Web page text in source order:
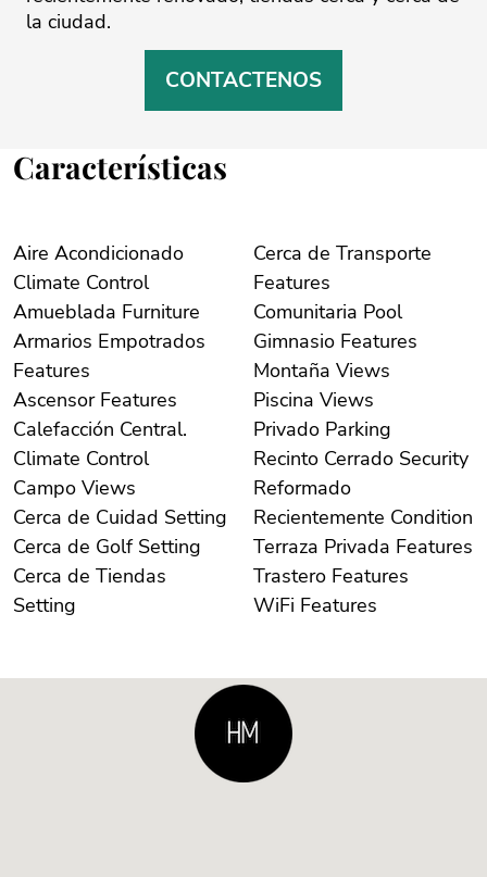
la ciudad.
CONTACTENOS
Características
Aire Acondicionado
Climate Control
Amueblada Furniture
Armarios Empotrados
Features
Ascensor Features
Calefacción Central.
Climate Control
Campo Views
Cerca de Cuidad Setting
Cerca de Golf Setting
Cerca de Tiendas
Setting
Cerca de Transporte
Features
Comunitaria Pool
Gimnasio Features
Montaña Views
Piscina Views
Privado Parking
Recinto Cerrado Security
Reformado
Recientemente Condition
Terraza Privada Features
Trastero Features
WiFi Features